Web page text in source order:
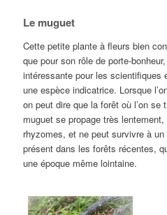
Le muguet
Cette petite plante à fleurs bien
que pour son rôle de porte-
intéressante pour les scientifiques
une espèce indicatrice. Lorsque
on peut dire que la forêt où l’on
muguet se propage très
rhyzomes, et ne peut survivre à un
présent dans les forêts récentes,
une époque même lointaine.